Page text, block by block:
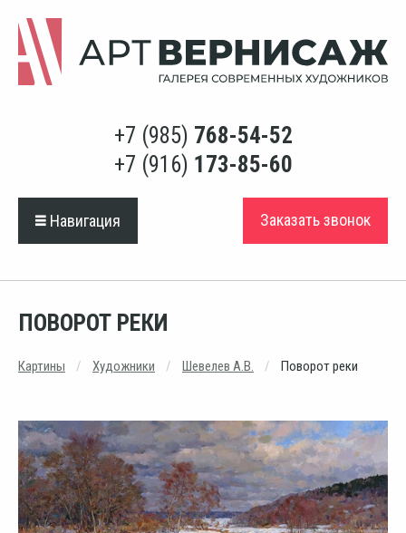
+7 (985) 768-54-52
+7 (916) 173-85-60
Навигация Заказать звонок
ПОВОРОТ РЕКИ
Картины Художники Шевелев А.В. Поворот реки